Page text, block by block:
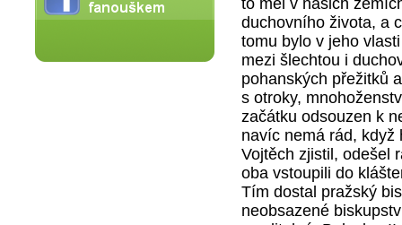
duchovního života, a
tomu bylo v jeho
mezi šlechtou i
pohanských přežitků
s otroky,
začátku odsouzen k
navíc nemá rád, když
Vojtěch zjistil, odešel
oba vstoupili do
Tím dostal pražský
neobsazené